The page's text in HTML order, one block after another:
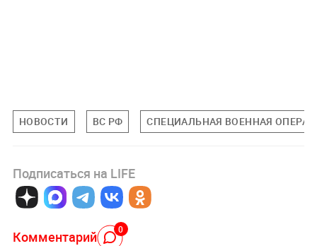
НОВОСТИ ВС РФ СПЕЦИАЛЬНАЯ ВОЕННАЯ
Подписаться на LIFE
Комментарий 0